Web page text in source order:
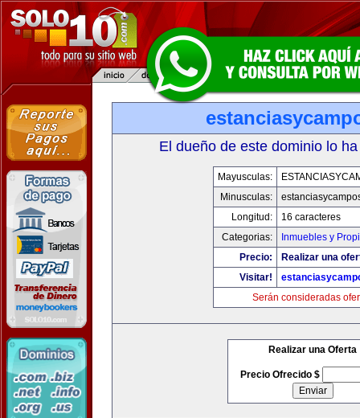
El dueño de este dominio lo
Mayusculas:
Minusculas:
Longitud:
16 caracteres
Categorias:
Inmuebles y
Precio:
Realizar una
Visitar!
Serán consideradas
Realizar una Oferta
Precio Ofrecido $